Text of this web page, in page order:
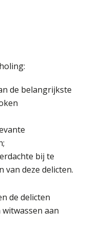
de belangrijkste
bij te
van deze delicten.
de delicten
aan